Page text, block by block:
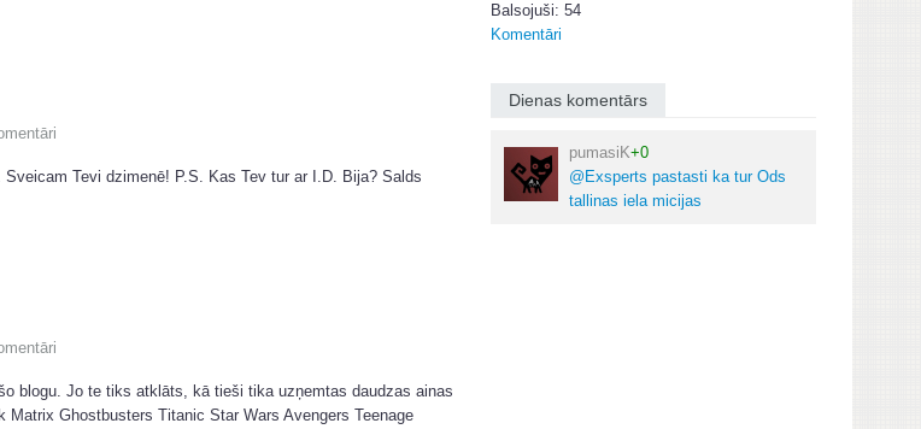
Tevi dzimenē! P.S. Kas Tev tur ar I.D. Bija? Salds
blogu. Jo te tiks atklāts, kā tieši tika uzņemtas daudzas ainas
Ghostbusters Titanic Star Wars Avengers Teenage
Balsojuši: 54
Komentāri
Dienas komentārs
pumasiK+0
@Exsperts pastasti ka tur Ods
tallinas iela micijas